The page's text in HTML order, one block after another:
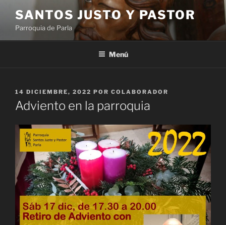
contenido
SANTOS JUSTO Y PASTOR
Parroquia de Parla
Menú
PUBLICADO
EL
14 DICIEMBRE, 2022 POR COLABORADOR
Adviento en la parroquia